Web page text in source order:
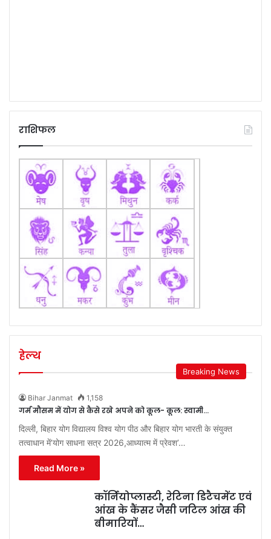
राशिफल
हेल्थ
Breaking News
Bihar Janmat 1,158
गर्म मौसम में योग से कैसे रखे अपने को कूल- कूल: स्वामी…
दिल्ली, बिहार योग विद्यालय विश्व योग पीठ और बिहार योग भारती के संयुक्त
तत्वाधान में’योग साधना सत्र 2026,आध्यात्म में प्रेवश’…
Read More »
कॉर्नियोप्लास्टी, रेटिना डिटैचमेंट एवं
आंख के कैंसर जैसी जटिल आंख की
बीमारियों…